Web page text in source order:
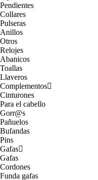
Pendientes
Collares
Pulseras
Anillos
Otros
Relojes
Abanicos
Toallas
Llaveros
Complementos
Cinturones
Para el cabello
Gorr@s
Pañuelos
Bufandas
Pins
Gafas
Gafas
Cordones
Funda gafas